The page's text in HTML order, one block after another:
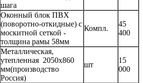
шага
Оконный блок ПВХ
(поворотно-откидные) с
москитной сеткой -
толщина рамы 58мм
Компл.
45
400
Металлическая,
утепленная 2050х860
мм(производство
Россия)
шт
15
000